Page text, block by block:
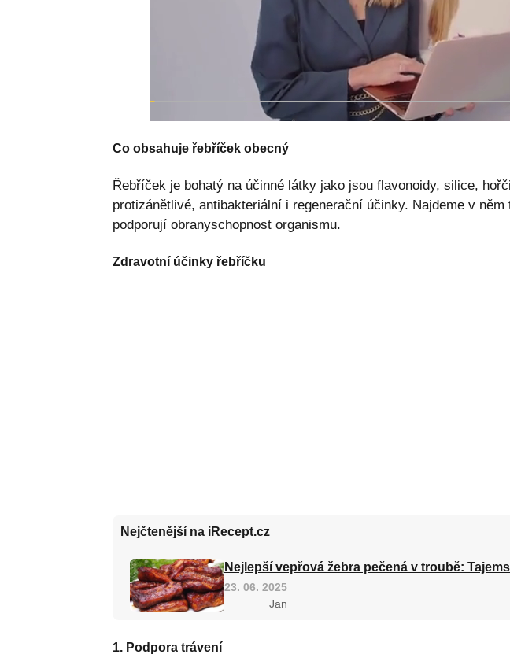
Co obsahuje řebříček obecný
Řebříček je bohatý na účinné látky jako jsou flavonoidy, silice,
protizánětlivé, antibakteriální i regenerační účinky. Najdeme v
podporují obranyschopnost organismu.
Zdravotní účinky řebříčku
Nejčtenější na iRecept.cz
Nejlepší vepřová žebra pečená v troubě:
23. 06. 2025
Jan
1. Podpora trávení